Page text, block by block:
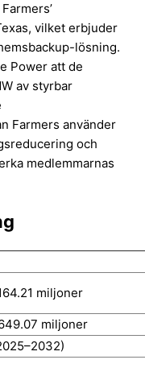
vilket erbjuder
lösning.
Power att de
av styrbar
Farmers använder
och
medlemmarnas
miljoner
miljoner